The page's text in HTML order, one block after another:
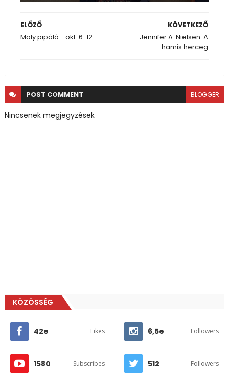
KÖVETKEZŐ
Jennifer A. Nielsen: A
hamis herceg
ELŐZŐ
Moly pipáló - okt. 6-12.
POST COMMENT BLOGGER
Nincsenek megjegyzések
KÖZÖSSÉG
42e Likes 6,5e Followers
1580 Subscribes 512 Followers